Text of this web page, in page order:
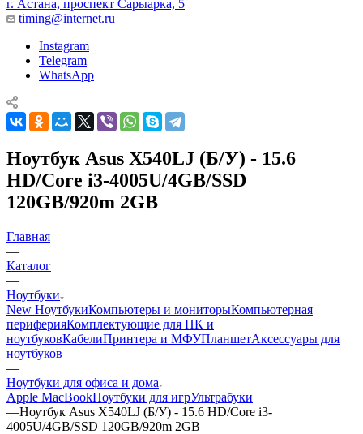
г. Астана, проспект Сарыарка, 5
timing@internet.ru
Instagram
Telegram
WhatsApp
Ноутбук Asus X540LJ (Б/У) - 15.6
HD/Core i3-4005U/4GB/SSD
120GB/920m 2GB
Главная
—
Каталог
—
Ноутбуки
New НоутбукиКомпьютеры и мониторыКомпьютерная
периферияКомплектующие для ПК и
ноутбуковКабелиПринтера и МФУПланшетАксессуары для
ноутбуков
—
Ноутбуки для офиса и дома
Apple MacBookНоутбуки для игрУльтрабуки
—Ноутбук Asus X540LJ (Б/У) - 15.6 HD/Core i3-
4005U/4GB/SSD 120GB/920m 2GB